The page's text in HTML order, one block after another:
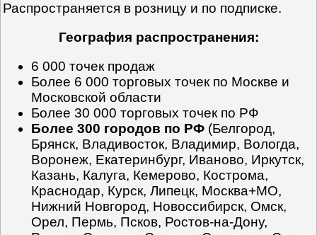
Распространяется в розницу и по подписке.
География распространения:
6 000 точек продаж
Более 6 000 торговых точек по Москве и
Московской области
Более 30 000 торговых точек по РФ
Более 300 городов по РФ (Белгород,
Брянск, Владивосток, Владимир, Вологда,
Воронеж, Екатеринбург, Иваново, Иркутск,
Казань, Калуга, Кемерово, Кострома,
Краснодар, Курск, Липецк, Москва+МО,
Нижний Новгород, Новоссибирск, Омск,
Орел, Пермь, Псков, Ростов-на-Дону,